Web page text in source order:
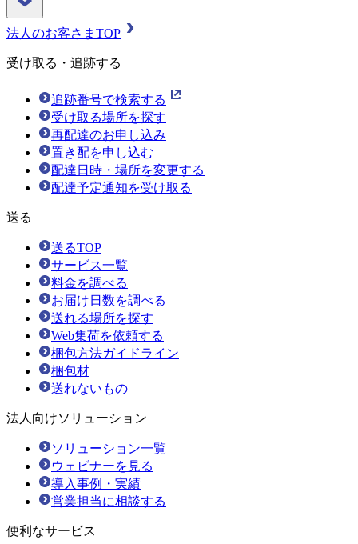
法人のお客さまTOP
受け取る・追跡する
追跡番号で検索する
受け取る場所を探す
再配達のお申し込み
置き配を申し込む
配達日時・場所を変更する
配達予定通知を受け取る
送る
送るTOP
サービス一覧
料金を調べる
お届け日数を調べる
送れる場所を探す
Web集荷を依頼する
梱包方法ガイドライン
梱包材
送れないもの
法人向けソリューション
ソリューション一覧
ウェビナーを見る
導入事例・実績
営業担当に相談する
便利なサービス